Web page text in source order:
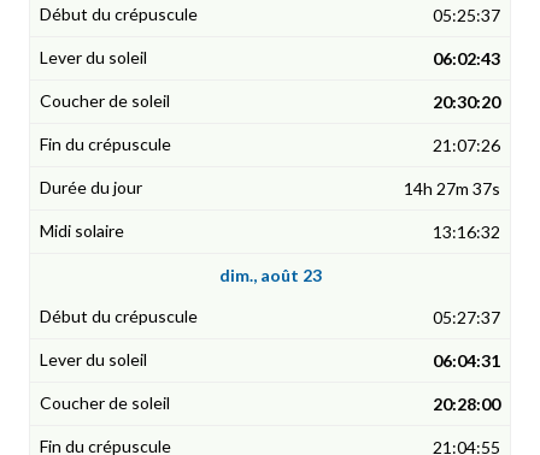
05:25:37
06:02:43
20:30:20
21:07:26
14h 27m 37s
13:16:32
dim., août 23
05:27:37
06:04:31
20:28:00
21:04:55